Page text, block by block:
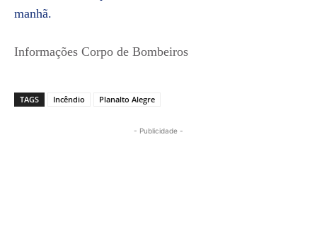
manhã.
Informações Corpo de Bombeiros
TAGS Incêndio Planalto Alegre
- Publicidade -